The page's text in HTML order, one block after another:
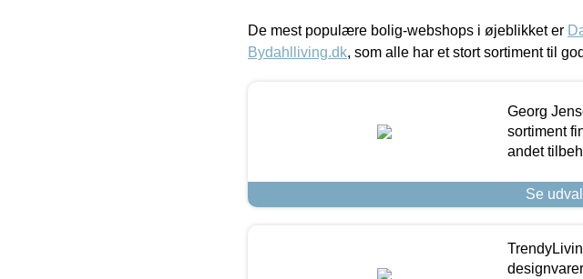
De mest populære bolig-webshops i øjeblikket er
Bydahlliving.dk, som alle har et stort sortiment til
Georg
sortiment
andet
Se